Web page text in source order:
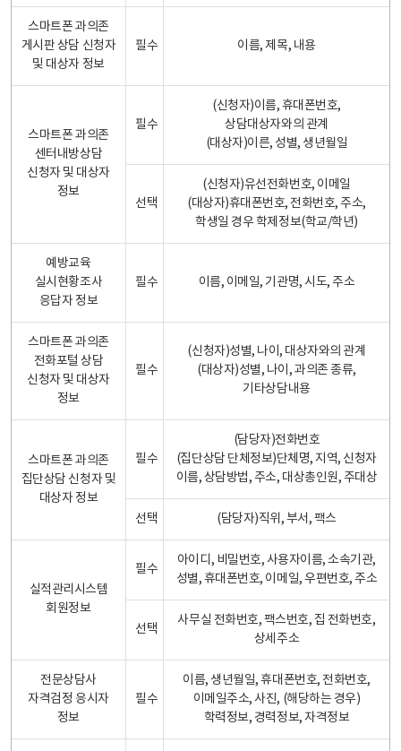
스마트폰 과의존
게시판 상담 신청자
및 대상자 정보
필수 이름, 제목, 내용
스마트폰 과의존
센터내방상담
신청자 및 대상자
정보
필수
(신청자)이름, 휴대폰번호,
상담대상자와의 관계
(대상자)이른, 성별, 생년월일
선택
(신청자)유선전화번호, 이메일
(대상자)휴대폰번호, 전화번호, 주소,
학생일 경우 학제정보(학교/학년)
예방교육
실시현황조사
응답자 정보
필수 이름, 이메일, 기관명, 시도, 주소
스마트폰 과의존
전화포털 상담
신청자 및 대상자
정보
필수
(신청자)성별, 나이, 대상자와의 관계
(대상자)성별, 나이, 과의존 종류,
기타상담내용
스마트폰 과의존
집단상담 신청자 및
대상자 정보
필수
(담당자)전화번호
(집단상담 단체정보)단체명, 지역, 신청자
이름, 상담방법, 주소, 대상총인원, 주대상
선택 (담당자)직위, 부서, 팩스
실적관리시스템
회원정보
필수
아이디, 비밀번호, 사용자이름, 소속기관,
성별, 휴대폰번호, 이메일, 우편번호, 주소
선택
사무실 전화번호, 팩스번호, 집 전화번호,
상세주소
전문상담사
자격검정 응시자
정보
필수
이름, 생년월일, 휴대폰번호, 전화번호,
이메일주소, 사진, (해당하는 경우)
학력정보, 경력정보, 자격정보